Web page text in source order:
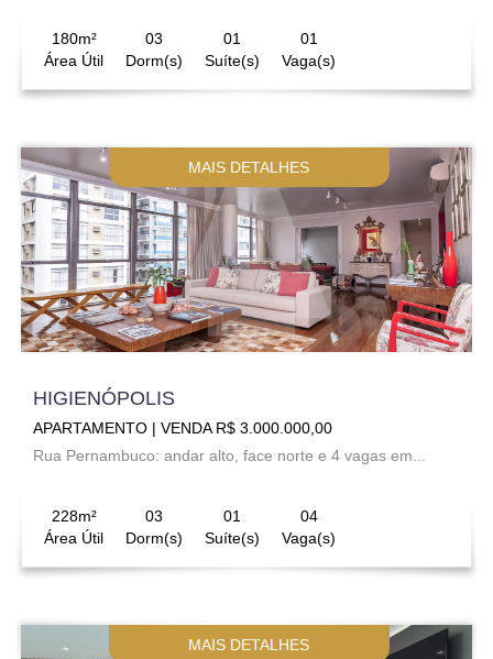
180m²
Área Útil
03
Dorm(s)
01
Suíte(s)
01
Vaga(s)
MAIS DETALHES
HIGIENÓPOLIS
APARTAMENTO | VENDA R$ 3.000.000,00
Rua Pernambuco: andar alto, face norte e 4 vagas em...
228m²
Área Útil
03
Dorm(s)
01
Suíte(s)
04
Vaga(s)
MAIS DETALHES